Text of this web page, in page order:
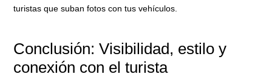
turistas que suban fotos con tus vehículos.
Conclusión: Visibilidad, estilo y
conexión con el turista